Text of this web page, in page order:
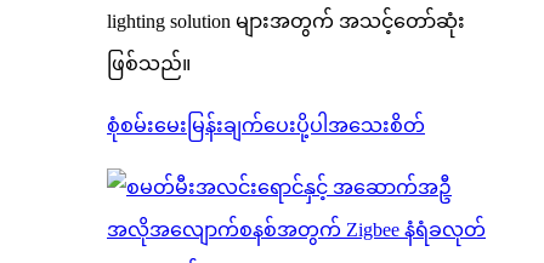
lighting solution များအတွက် အသင့်တော်ဆုံး
ဖြစ်သည်။
စုံစမ်းမေးမြန်းချက်ပေးပို့ပါ အသေးစိတ်